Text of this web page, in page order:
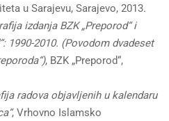
u Sarajevu, Sarajevo, 2013.
izdanja BZK „Preporod“ i
1990-2010. (Povodom dvadeset
, BZK „Preporod“,
radova objavljenih u kalendaru
, Vrhovno Islamsko